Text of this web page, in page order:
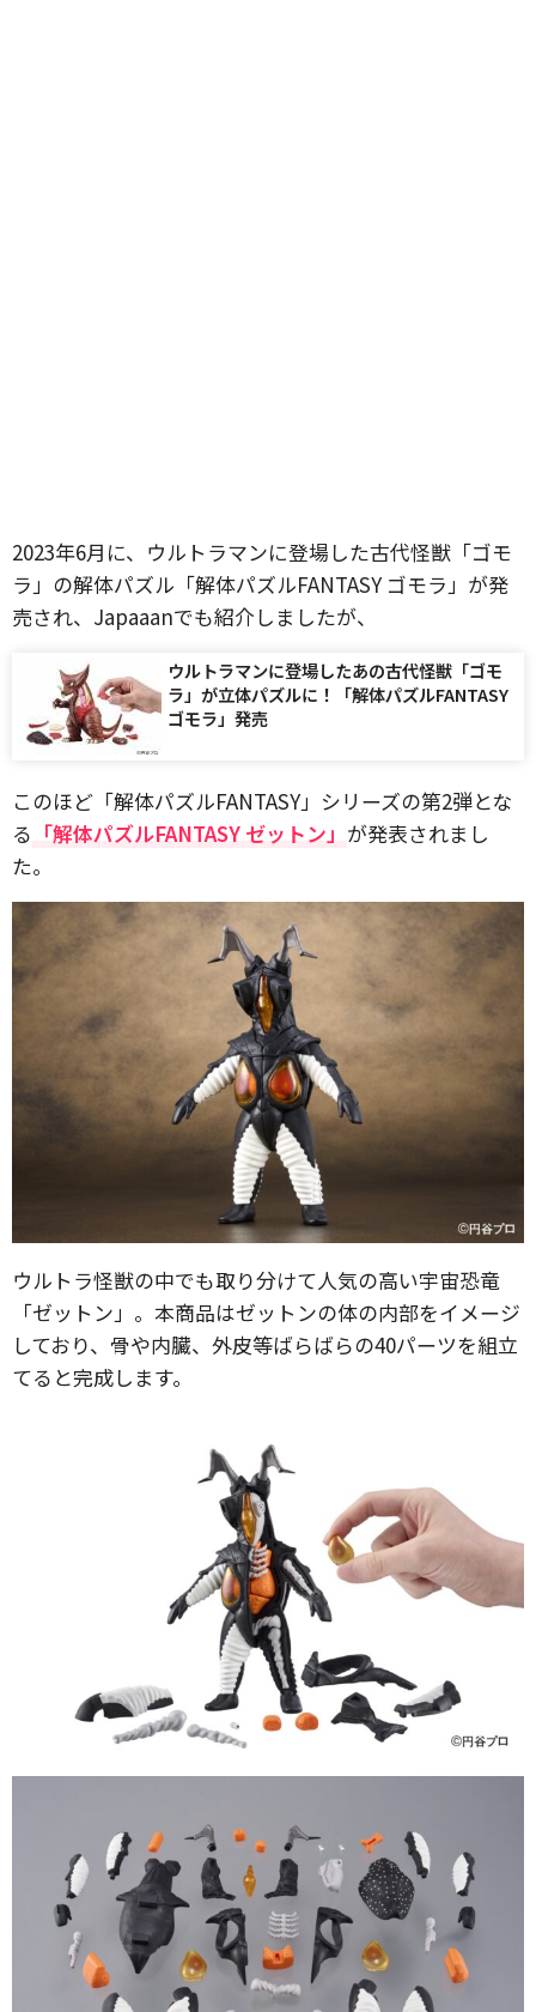
2023年6月に、ウルトラマンに登場した古代怪獣「ゴモ
ラ」の解体パズル「解体パズルFANTASY ゴモラ」が発
売され、Japaaanでも紹介しましたが、
ウルトラマンに登場したあの古代怪獣「ゴモ
ラ」が立体パズルに！「解体パズルFANTASY
ゴモラ」発売
このほど「解体パズルFANTASY」シリーズの第2弾とな
る 「解体パズルFANTASY ゼットン」 が発表されまし
た。
ウルトラ怪獣の中でも取り分けて人気の高い宇宙恐竜
「ゼットン」。本商品はゼットンの体の内部をイメージ
しており、骨や内臓、外皮等ばらばらの40パーツを組立
てると完成します。